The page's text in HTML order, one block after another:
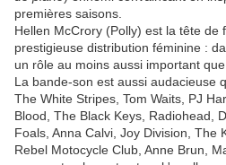
premières saisons.
Hellen McCrory (Polly) est la tête de
prestigieuse distribution féminine :
un rôle au moins aussi important
La bande-son est aussi audacieuse
The White Stripes, Tom Waits, PJ
Blood, The Black Keys, Radiohead,
Foals, Anna Calvi, Joy Division, The
Rebel Motocycle Club, Anne Brun,